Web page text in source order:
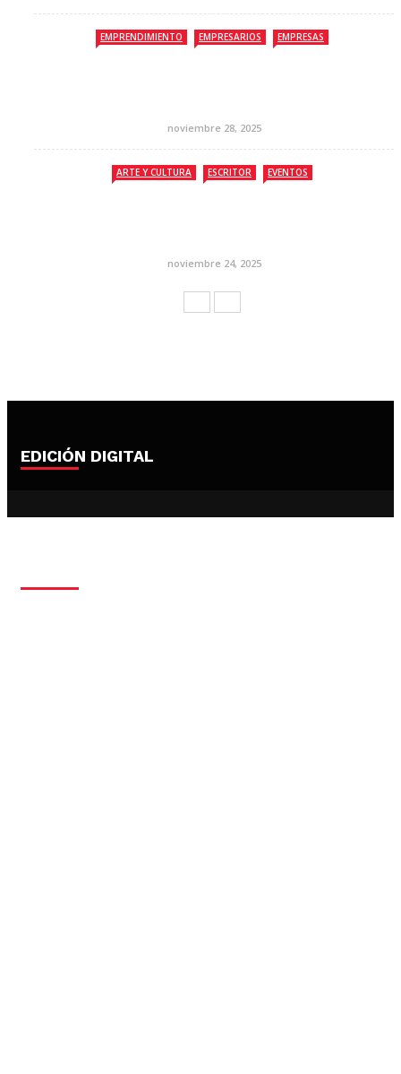
EMPRENDIMIENTO EMPRESARIOS EMPRESAS
noviembre 28, 2025
ARTE Y CULTURA ESCRITOR EVENTOS
noviembre 24, 2025
EDICIÓN DIGITAL